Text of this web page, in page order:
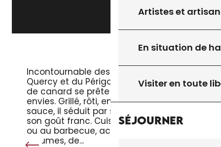
Artistes et
En situation de
Visiter en toute
Séjourner
Incontournable des tables du
Quercy et du Périgord, le magret
de canard se prête à toutes les
envies. Grillé, rôti, en salade ou en
sauce, il séduit par sa tendreté et
son goût franc. Cuisiné à la poêle
ou au barbecue, accompagné de
légumes, de...